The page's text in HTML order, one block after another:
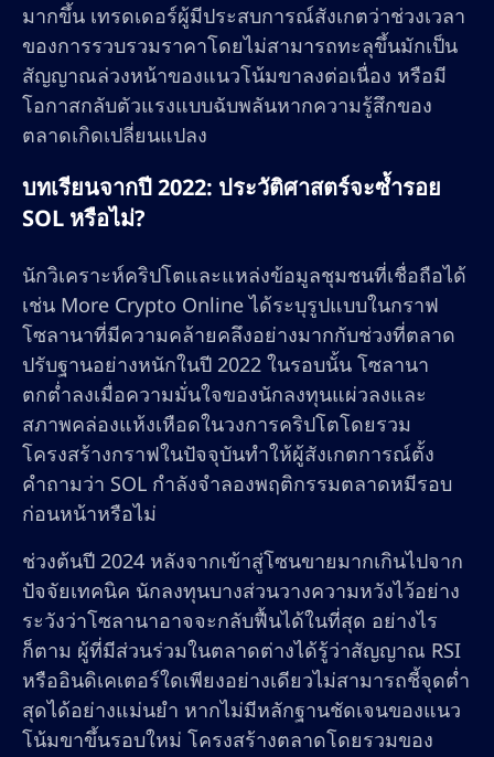
มากขึ้น เทรดเดอร์ผู้มีประสบการณ์สังเกตว่าช่วงเวลา
ของการรวบรวมราคาโดยไม่สามารถทะลุขึ้นมักเป็น
สัญญาณล่วงหน้าของแนวโน้มขาลงต่อเนื่อง หรือมี
โอกาสกลับตัวแรงแบบฉับพลันหากความรู้สึกของ
ตลาดเกิดเปลี่ยนแปลง
บทเรียนจากปี 2022: ประวัติศาสตร์จะซ้ำรอย
SOL หรือไม่?
นักวิเคราะห์คริปโตและแหล่งข้อมูลชุมชนที่เชื่อถือได้
เช่น More Crypto Online ได้ระบุรูปแบบในกราฟ
โซลานาที่มีความคล้ายคลึงอย่างมากกับช่วงที่ตลาด
ปรับฐานอย่างหนักในปี 2022 ในรอบนั้น โซลานา
ตกต่ำลงเมื่อความมั่นใจของนักลงทุนแผ่วลงและ
สภาพคล่องแห้งเหือดในวงการคริปโตโดยรวม
โครงสร้างกราฟในปัจจุบันทำให้ผู้สังเกตการณ์ตั้ง
คำถามว่า SOL กำลังจำลองพฤติกรรมตลาดหมีรอบ
ก่อนหน้าหรือไม่
ช่วงต้นปี 2024 หลังจากเข้าสู่โซนขายมากเกินไปจาก
ปัจจัยเทคนิค นักลงทุนบางส่วนวางความหวังไว้อย่าง
ระวังว่าโซลานาอาจจะกลับฟื้นได้ในที่สุด อย่างไร
ก็ตาม ผู้ที่มีส่วนร่วมในตลาดต่างได้รู้ว่าสัญญาณ RSI
หรืออินดิเคเตอร์ใดเพียงอย่างเดียวไม่สามารถชี้จุดต่ำ
สุดได้อย่างแม่นยำ หากไม่มีหลักฐานชัดเจนของแนว
โน้มขาขึ้นรอบใหม่ โครงสร้างตลาดโดยรวมของ